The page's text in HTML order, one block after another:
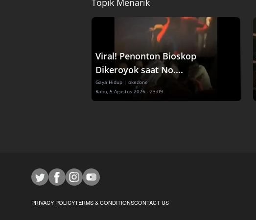
Viral! Penonton Bioskop
Dikeroyok saat No....
Gaya Hidup | okezone
Rabu, 5 Agustus 2026 - 23:09
PRIVACY POLICYTERMS & CONDITIONSCONTACT US